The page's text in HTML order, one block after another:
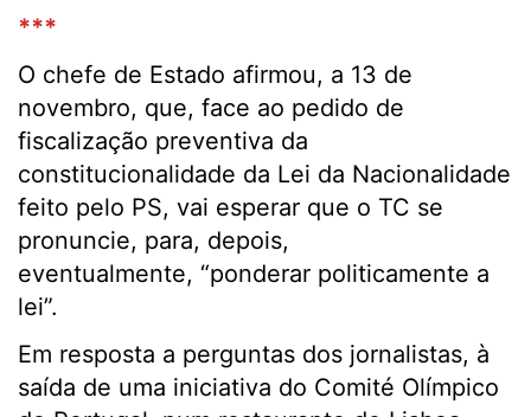
***
O chefe de Estado afirmou, a 13 de
novembro, que, face ao pedido de
fiscalização preventiva da
constitucionalidade da Lei da Nacionalidade
feito pelo PS, vai esperar que o TC se
pronuncie, para, depois,
eventualmente, “ponderar politicamente a
lei”.
Em resposta a perguntas dos jornalistas, à
saída de uma iniciativa do Comité Olímpico